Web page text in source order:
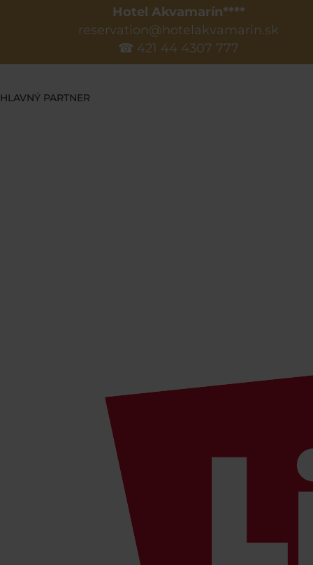
Hotel Akvamarín****
reservation@hotelakvamarin.sk
☎ 421 44 4307 777
HLAVNÝ PARTNER